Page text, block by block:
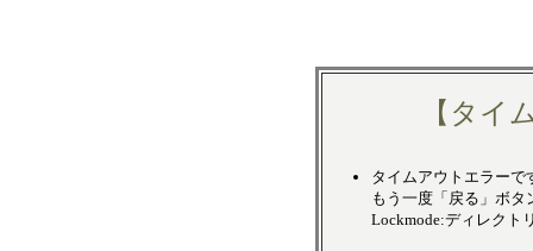
【タイ
タイムアウトエラーで
もう一度「戻る」ボ
Lockmode:ディレクト